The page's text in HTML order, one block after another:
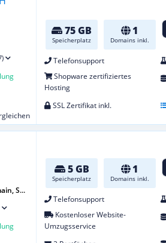
75 GB
Speicherplatz
1
Domains inkl.
Telefonsupport
Shopware zertifiziertes
Hosting
SSL Zertifikat inkl.
5 GB
Speicherplatz
1
Domains inkl.
Telefonsupport
Kostenloser Website-
Umzugsservice
S...